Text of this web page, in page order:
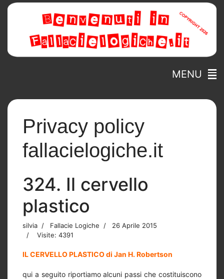
MENU
Privacy policy
fallacielogiche.it
324. Il cervello
plastico
silvia Fallacie Logiche
26 Aprile 2015
Visite: 4391
IL CERVELLO PLASTICO di Jan H. Robertson
qui a seguito riportiamo alcuni passi che costituiscono